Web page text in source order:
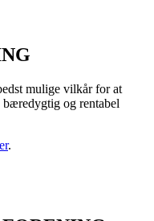
mulige vilkår for at
og rentabel
.